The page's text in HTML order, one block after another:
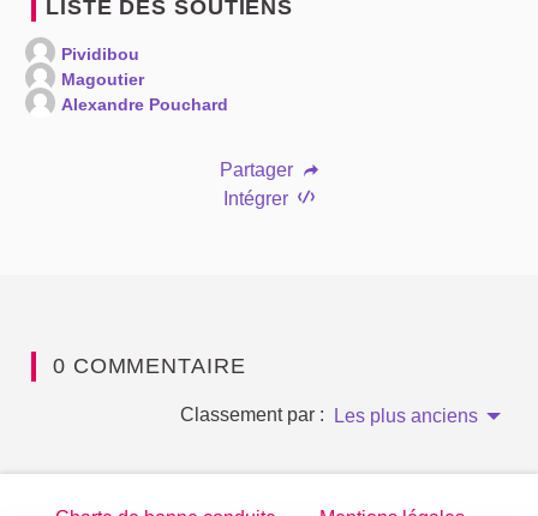
LISTE DES SOUTIENS
Pividibou
Magoutier
Alexandre Pouchard
Partager
Intégrer
0 COMMENTAIRE
Classement par : Les plus anciens